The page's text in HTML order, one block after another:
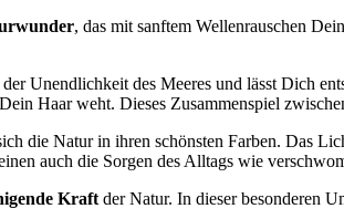
, das mit sanftem Wellenrauschen
Unendlichkeit des Meeres und lässt Dich
Haar weht. Dieses Zusammenspiel
die Natur in ihren schönsten Farben. Das
auch die Sorgen des Alltags wie
Kraft der Natur. In dieser besonderen